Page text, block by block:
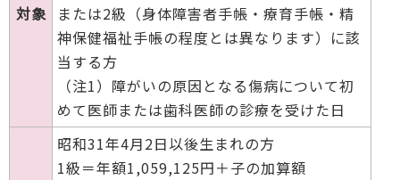
対象
または2級（身体障害者手帳・療育手帳・精
神保健福祉手帳の程度とは異なります）に該
当する方
（注1）障がいの原因となる傷病について初
めて医師または歯科医師の診療を受けた日
昭和31年4月2日以後生まれの方
1級＝年額1,059,125円＋子の加算額